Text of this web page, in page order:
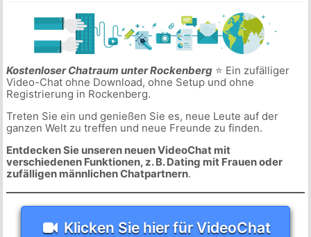
Kostenloser Chatraum unter Rockenberg⭐ Ein zufälliger
Video-Chat ohne Download, ohne Setup und ohne
Registrierung in Rockenberg.
Treten Sie ein und genießen Sie es, neue Leute auf der
ganzen Welt zu treffen und neue Freunde zu finden.
Entdecken Sie unseren neuen VideoChat mit
verschiedenen Funktionen, z. B. Dating mit Frauen oder
zufälligen männlichen Chatpartnern.
Klicken Sie hier für VideoChat